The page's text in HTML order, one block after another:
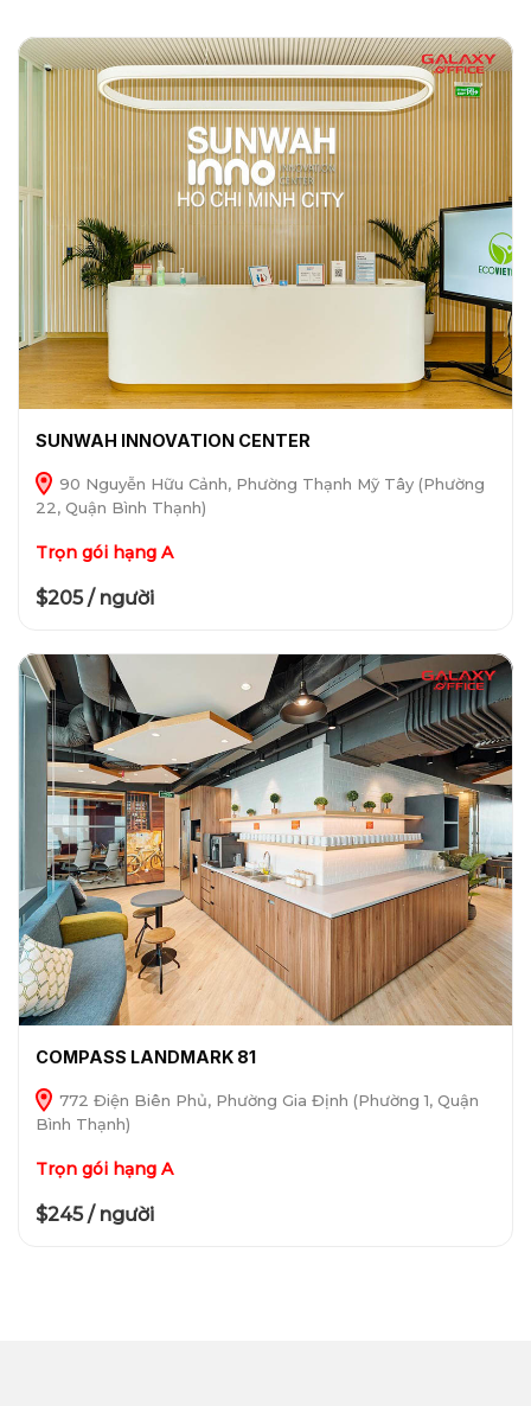
SUNWAH INNOVATION CENTER
90 Nguyễn Hữu Cảnh, Phường Thạnh Mỹ Tây (Phường
22, Quận Bình Thạnh)
Trọn gói hạng A
$205 / người
COMPASS LANDMARK 81
772 Điện Biên Phủ, Phường Gia Định (Phường 1, Quận
Bình Thạnh)
Trọn gói hạng A
$245 / người